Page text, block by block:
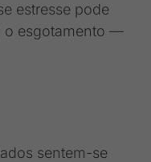
estresse pode
o esgotamento —
sentem-se